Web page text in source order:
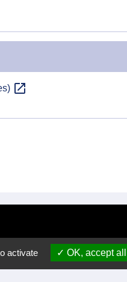
open_in_new
activate OK, accept all